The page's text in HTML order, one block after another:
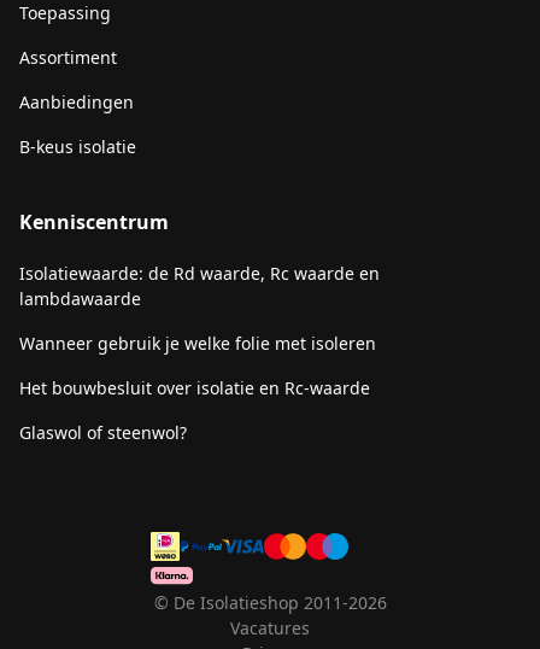
Toepassing
Assortiment
Aanbiedingen
B-keus isolatie
Kenniscentrum
Isolatiewaarde: de Rd waarde, Rc waarde en
lambdawaarde
Wanneer gebruik je welke folie met isoleren
Het bouwbesluit over isolatie en Rc-waarde
Glaswol of steenwol?
© De Isolatieshop 2011-2026
Vacatures